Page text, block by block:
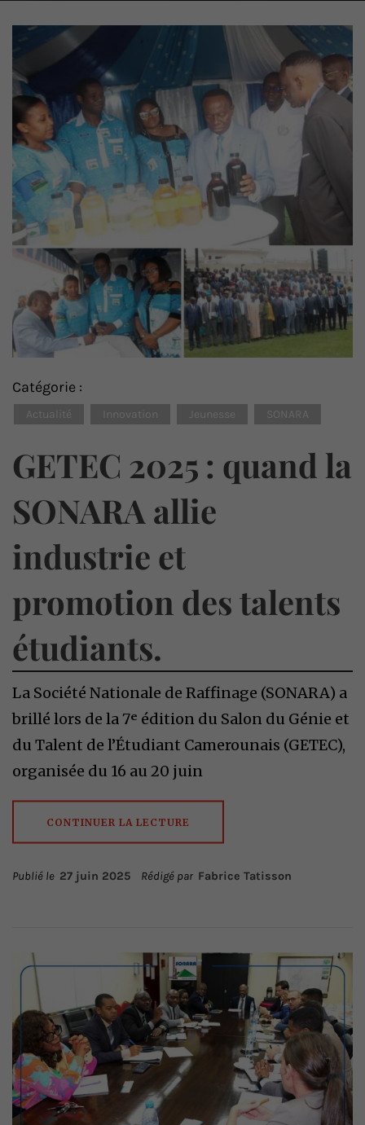
Catégorie :
Actualité Innovation Jeunesse SONARA
GETEC 2025 : quand la
SONARA allie
industrie et
promotion des talents
étudiants.
La Société Nationale de Raffinage (SONARA) a
brillé lors de la 7ᵉ édition du Salon du Génie et
du Talent de l’Étudiant Camerounais (GETEC),
organisée du 16 au 20 juin
CONTINUER LA LECTURE
Publié le 27 juin 2025 Rédigé par Fabrice Tatisson